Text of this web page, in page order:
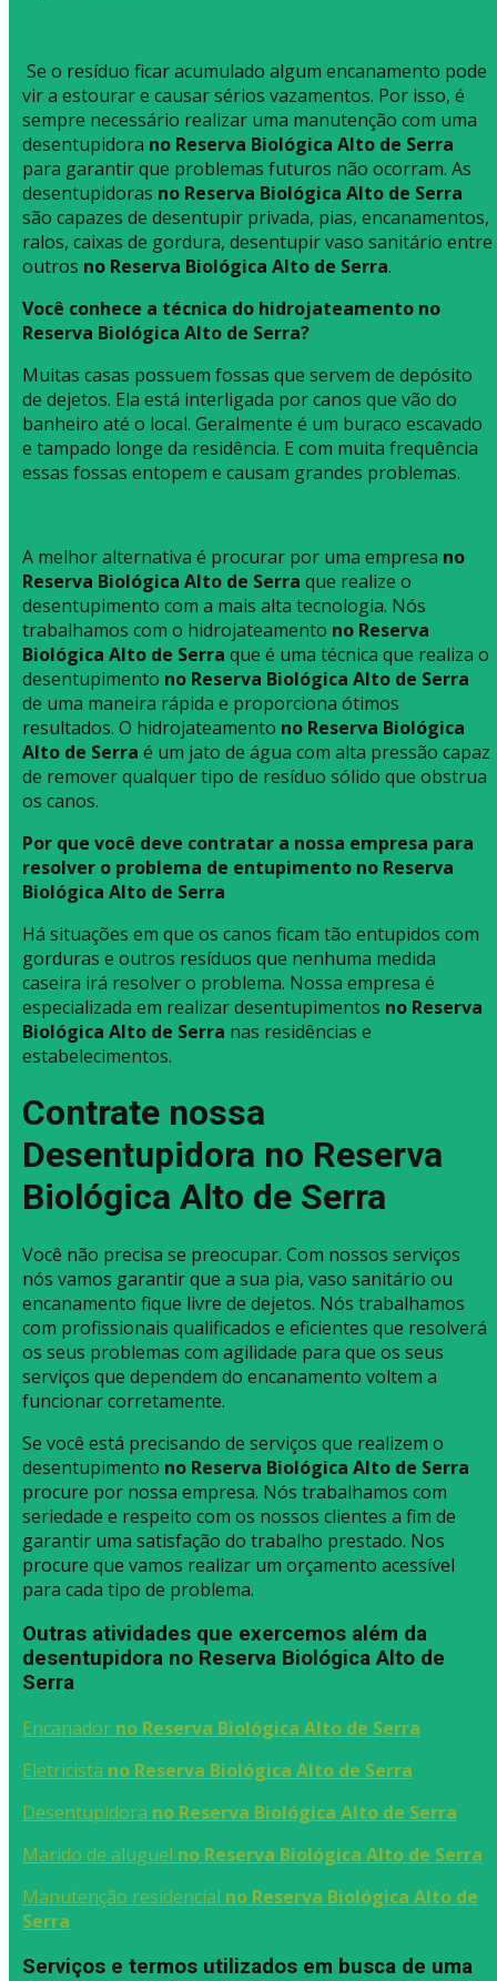
Se o resíduo ficar acumulado algum encanamento pode
vir a estourar e causar sérios vazamentos. Por isso, é
sempre necessário realizar uma manutenção com uma
desentupidora no Reserva Biológica Alto de Serra
para garantir que problemas futuros não ocorram. As
desentupidoras no Reserva Biológica Alto de Serra
são capazes de desentupir privada, pias, encanamentos,
ralos, caixas de gordura, desentupir vaso sanitário entre
outros no Reserva Biológica Alto de Serra.
Você conhece a técnica do hidrojateamento no
Reserva Biológica Alto de Serra?
Muitas casas possuem fossas que servem de depósito
de dejetos. Ela está interligada por canos que vão do
banheiro até o local. Geralmente é um buraco escavado
e tampado longe da residência. E com muita frequência
essas fossas entopem e causam grandes problemas.
A melhor alternativa é procurar por uma empresa no
Reserva Biológica Alto de Serra que realize o
desentupimento com a mais alta tecnologia. Nós
trabalhamos com o hidrojateamento no Reserva
Biológica Alto de Serra que é uma técnica que realiza o
desentupimento no Reserva Biológica Alto de Serra
de uma maneira rápida e proporciona ótimos
resultados. O hidrojateamento no Reserva Biológica
Alto de Serra é um jato de água com alta pressão capaz
de remover qualquer tipo de resíduo sólido que obstrua
os canos.
Por que você deve contratar a nossa empresa para
resolver o problema de entupimento no Reserva
Biológica Alto de Serra
Há situações em que os canos ficam tão entupidos com
gorduras e outros resíduos que nenhuma medida
caseira irá resolver o problema. Nossa empresa é
especializada em realizar desentupimentos no Reserva
Biológica Alto de Serra nas residências e
estabelecimentos.
Contrate nossa
Desentupidora no Reserva
Biológica Alto de Serra
Você não precisa se preocupar. Com nossos serviços
nós vamos garantir que a sua pia, vaso sanitário ou
encanamento fique livre de dejetos. Nós trabalhamos
com profissionais qualificados e eficientes que resolverá
os seus problemas com agilidade para que os seus
serviços que dependem do encanamento voltem a
funcionar corretamente.
Se você está precisando de serviços que realizem o
desentupimento no Reserva Biológica Alto de Serra
procure por nossa empresa. Nós trabalhamos com
seriedade e respeito com os nossos clientes a fim de
garantir uma satisfação do trabalho prestado. Nos
procure que vamos realizar um orçamento acessível
para cada tipo de problema.
Outras atividades que exercemos além da
desentupidora no Reserva Biológica Alto de
Serra
Encanador no Reserva Biológica Alto de Serra
Eletricista no Reserva Biológica Alto de Serra
Desentupidora no Reserva Biológica Alto de Serra
Marido de aluguel no Reserva Biológica Alto de Serra
Manutenção residencial no Reserva Biológica Alto de
Serra
Serviços e termos utilizados em busca de uma